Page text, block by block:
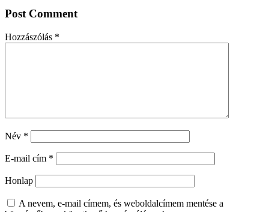
Post Comment
Hozzászólás *
Név *
E-mail cím *
Honlap
A nevem, e-mail címem, és weboldalcímem mentése a